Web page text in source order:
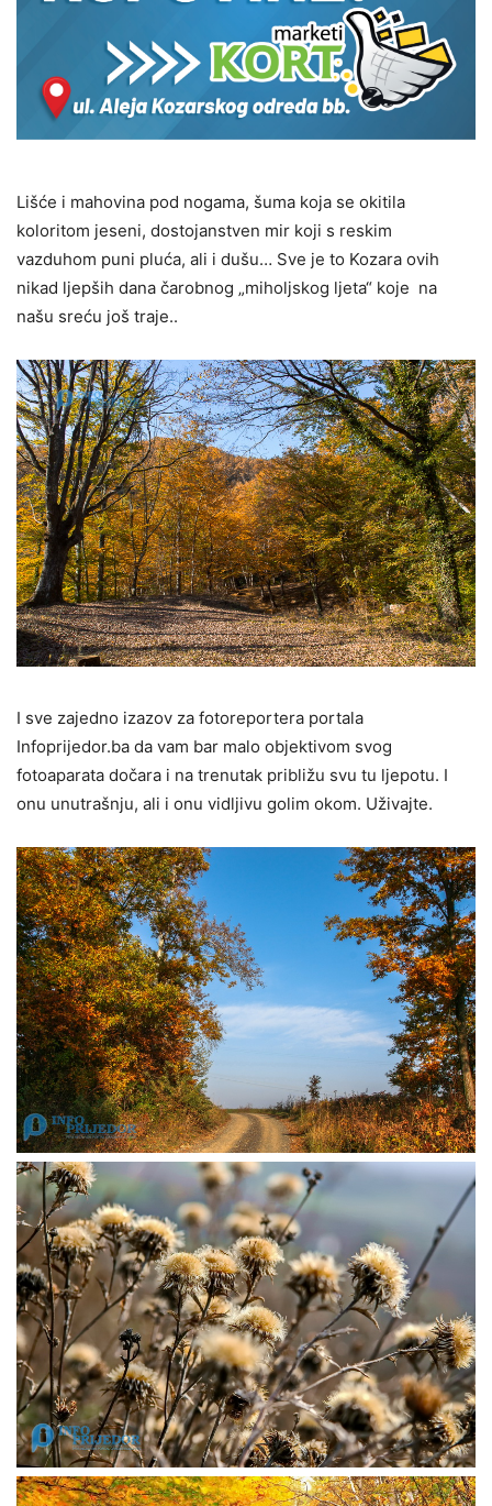
Lišće i mahovina pod nogama, šuma koja se okitila
koloritom jeseni, dostojanstven mir koji s reskim
vazduhom puni pluća, ali i dušu… Sve je to Kozara ovih
nikad ljepših dana čarobnog „miholjskog ljeta“ koje na
našu sreću još traje..
I sve zajedno izazov za fotoreportera portala
Infoprijedor.ba da vam bar malo objektivom svog
fotoaparata dočara i na trenutak približu svu tu ljepotu. I
onu unutrašnju, ali i onu vidljivu golim okom. Uživajte.